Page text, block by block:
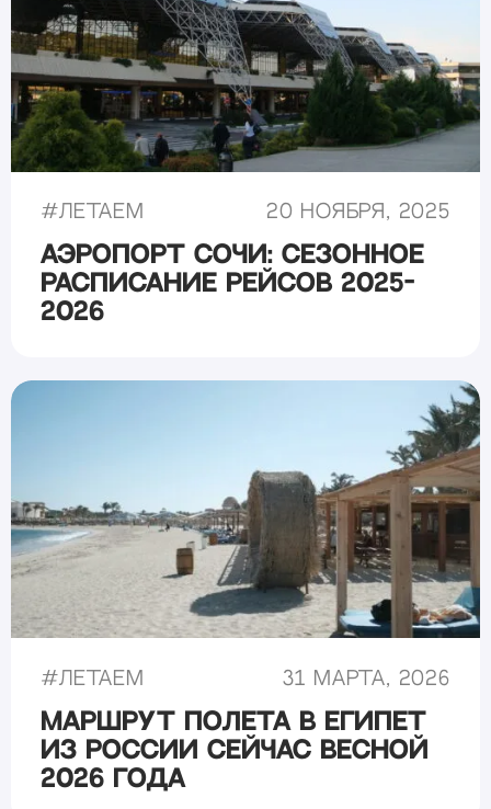
#Летаем 20 ноября, 2025
Аэропорт Сочи: сезонное
расписание рейсов 2025-
2026
#Летаем 31 марта, 2026
Маршрут полета в Египет
из России сейчас весной
2026 года